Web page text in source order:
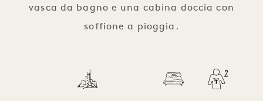
vasca da bagno e una cabina doccia con
soffione a pioggia.